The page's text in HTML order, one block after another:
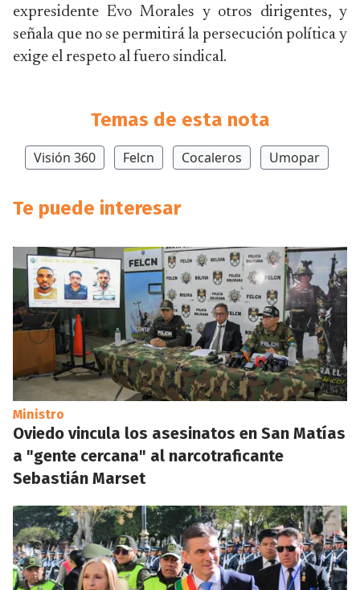
expresidente Evo Morales y otros dirigentes, y
señala que no se permitirá la persecución política y
exige el respeto al fuero sindical.
Temas de esta nota
Visión 360 Felcn Cocaleros Umopar
Te puede interesar
Ministro
Oviedo vincula los asesinatos en San Matías
a "gente cercana" al narcotraficante
Sebastián Marset